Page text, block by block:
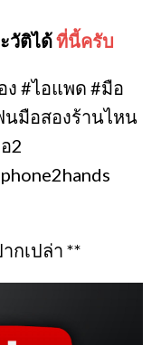
วัติได้ที่นี้ครับ
#ไอแพด #มือ
นมือสองร้านไหน
2
กเปล่า **